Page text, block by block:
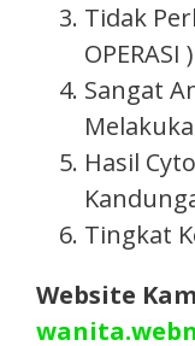
Tidak
OPERASI )
Sangat
Hasil
Tingkat
Website